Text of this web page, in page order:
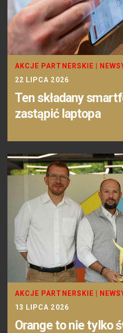
AKCJE PARTNERSKIE
22 LIPCA 2026
Ten składany
zastąpić laptopa
AKCJE PARTNERSKIE
13 LIPCA 2026
Orange to nie tylko